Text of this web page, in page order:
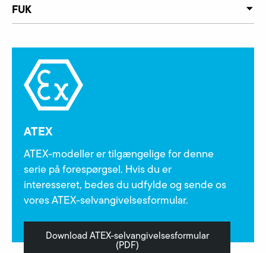
FUK
ATEX
ATEX-modeller er tilgængelige for denne
serie på forespørgsel. Hvis du er
interesseret, bedes du udfylde og sende os
vores ATEX-selvangivelsesformular.
Download ATEX-selvangivelsesformular
(PDF)